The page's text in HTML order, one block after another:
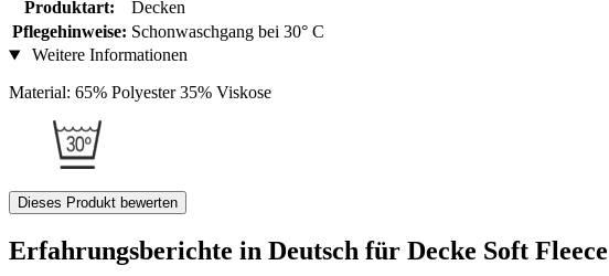
Produktart:
Decken
Pflegehinweise: Schonwaschgang bei 30° C
Weitere Informationen
Material: 65% Polyester 35% Viskose
Dieses Produkt bewerten
Erfahrungsberichte in Deutsch für Decke Soft